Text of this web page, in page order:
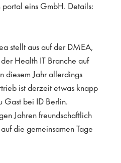
eins GmbH. Details:
stellt aus auf der DMEA,
Health IT Branche auf
diesem Jahr allerdings
ist derzeit etwas knapp
Gast bei ID Berlin.
Jahren freundschaftlich
die gemeinsamen Tage